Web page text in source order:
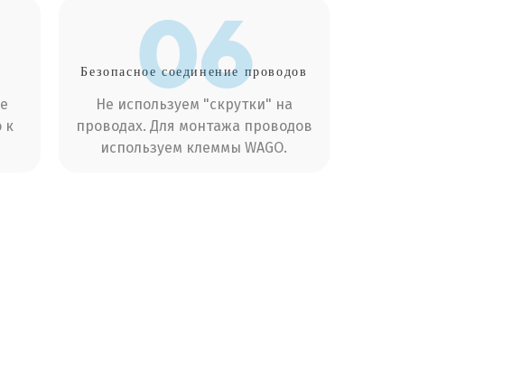
к
06
Безопасное соединение проводов
Не используем "скрутки" на
проводах. Для монтажа проводов
используем клеммы WAGO.